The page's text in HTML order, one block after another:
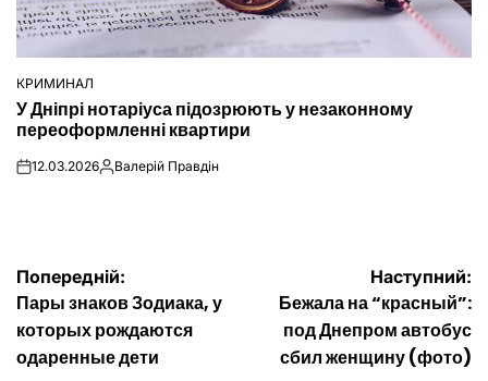
ОПУБЛІКУВАТИ
У
КРИМИНАЛ
У Дніпрі нотаріуса підозрюють у незаконному
переоформленні квартири
on12.03.2026Опубліковано
Валерій Правдін
Навігація
записів
Попередній:
Пары знаков Зодиака, у
которых рождаются
одаренные дети
Наступний:
Бежала на “красный”:
под Днепром автобус
сбил женщину (фото)